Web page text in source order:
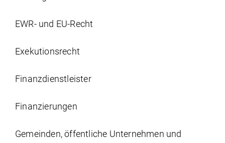
EWR- und EU-Recht
Exekutionsrecht
Finanzdienstleister
Finanzierungen
Gemeinden, öffentliche Unternehmen und